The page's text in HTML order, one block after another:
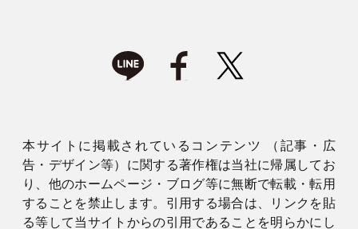
本サイトに掲載されているコンテンツ （記事・広
告・デザイン等）に関する著作権は当社に帰属してお
り、他のホームページ・ブログ等に無断で転載・転用
することを禁止します。引用する場合は、リンクを貼
る等して当サイトからの引用であることを明らかにし